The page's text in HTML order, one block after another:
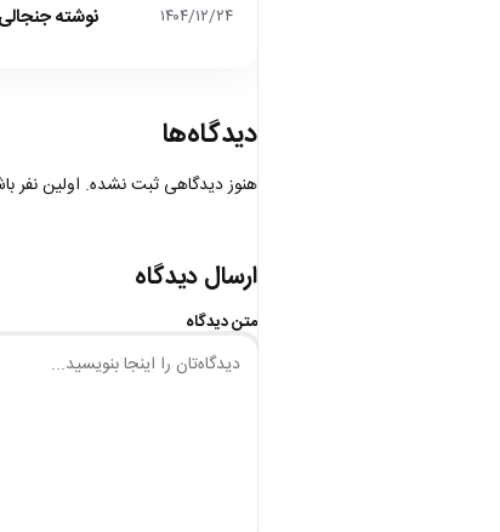
۱۴۰۴/۱۲/۲۴ نوشته
دیدگاه‌ها
هنوز دیدگاهی ثبت نشده. اولین نفر
ارسال دیدگاه
متن دیدگاه